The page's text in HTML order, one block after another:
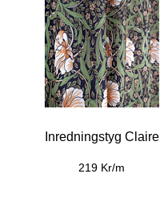
Inredningstyg Claire
219 Kr/m